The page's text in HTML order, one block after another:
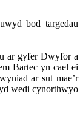
bod targedau
ar gyfer Dwyfor a
Bartec yn cael ei
ar sut mae’r
wedi cynorthwyo